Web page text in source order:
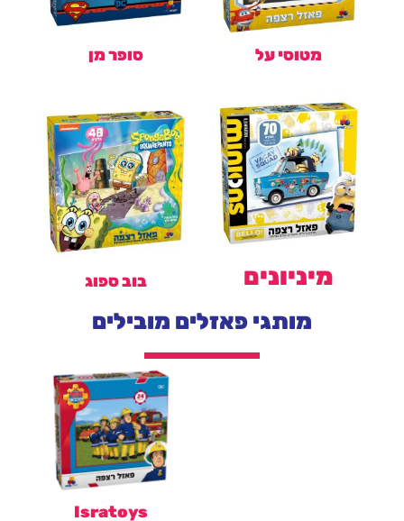
מטוסי על סופר מן
מיניונים בוב ספוג
מותגי פאזלים מובילים
Isratoys